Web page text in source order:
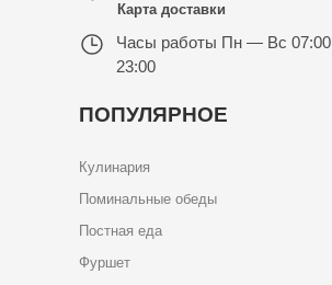
Карта доставки
Часы работы Пн — Вс
23:00
ПОПУЛЯРНОЕ
Кулинария
Поминальные обеды
Постная еда
Фуршет